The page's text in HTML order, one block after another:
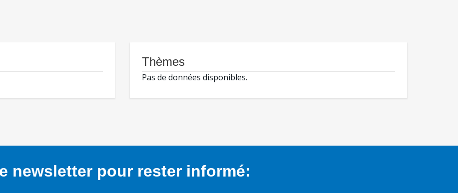
Thèmes
Pas de données disponibles.
newsletter pour rester informé: